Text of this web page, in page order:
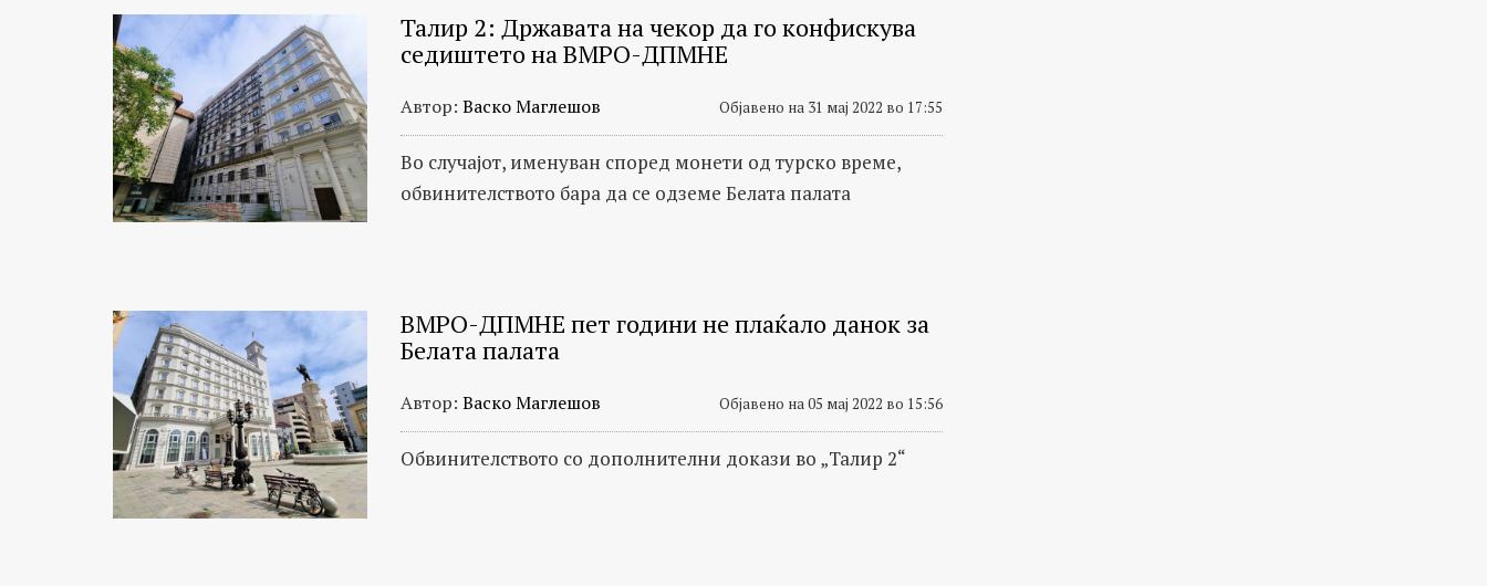
Талир 2: Државата на чекор да го конфискува
седиштето на ВМРО-ДПМНЕ
Автор: Васко Маглешов Објавено на 31 мај 2022 во 17:55
Во случајот, именуван според монети од турско време,
обвинителството бара да се одземе Белата палата
ВМРО-ДПМНЕ пет години не плаќало данок за
Белата палата
Автор: Васко Маглешов Објавено на 05 мај 2022 во 15:56
Обвинителството со дополнителни докази во „Талир 2“